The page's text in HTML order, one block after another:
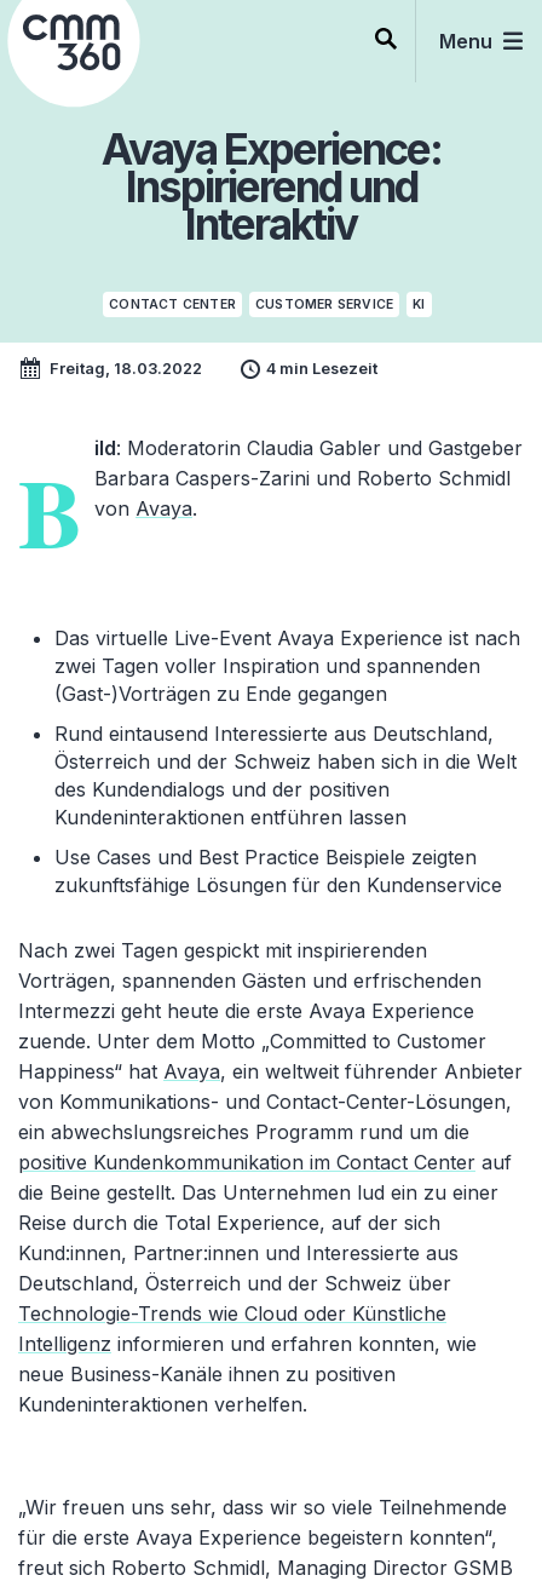
Skip
to
content
Menu
Avaya Experience:
Inspirierend und
Interaktiv
CONTACT CENTER CUSTOMER SERVICE KI
Freitag, 18.03.2022 4 min Lesezeit
B ild: Moderatorin Claudia Gabler und Gastgeber
Barbara Caspers-Zarini und Roberto Schmidl
von Avaya.
Das virtuelle Live-Event Avaya Experience ist nach
zwei Tagen voller Inspiration und spannenden
(Gast-)Vorträgen zu Ende gegangen
Rund eintausend Interessierte aus Deutschland,
Österreich und der Schweiz haben sich in die Welt
des Kundendialogs und der positiven
Kundeninteraktionen entführen lassen
Use Cases und Best Practice Beispiele zeigten
zukunftsfähige Lösungen für den Kundenservice
Nach zwei Tagen gespickt mit inspirierenden
Vorträgen, spannenden Gästen und erfrischenden
Intermezzi geht heute die erste Avaya Experience
zuende. Unter dem Motto „Committed to Customer
Happiness“ hat Avaya, ein weltweit führender Anbieter
von Kommunikations- und Contact-Center-Lösungen,
ein abwechslungsreiches Programm rund um die
positive Kundenkommunikation im Contact Center auf
die Beine gestellt. Das Unternehmen lud ein zu einer
Reise durch die Total Experience, auf der sich
Kund:innen, Partner:innen und Interessierte aus
Deutschland, Österreich und der Schweiz über
Technologie-Trends wie Cloud oder Künstliche
Intelligenz informieren und erfahren konnten, wie
neue Business-Kanäle ihnen zu positiven
Kundeninteraktionen verhelfen.
„Wir freuen uns sehr, dass wir so viele Teilnehmende
für die erste Avaya Experience begeistern konnten“,
freut sich Roberto Schmidl, Managing Director GSMB